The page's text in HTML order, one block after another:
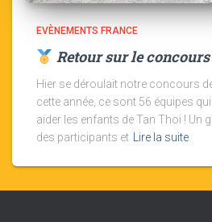
EVÈNEMENTS FRANCE
Retour sur le
Hier se déroulait notre concours
cette année, ce sont 56 équipes
aider les enfants de Tan Thoi ! Un
des participants et
Lire la suite